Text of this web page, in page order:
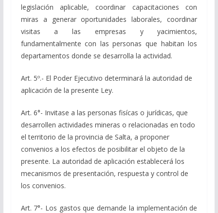
legislación aplicable, coordinar capacitaciones con
miras a generar oportunidades laborales, coordinar
visitas a las empresas y yacimientos,
fundamentalmente con las personas que habitan los
departamentos donde se desarrolla la actividad.
Art. 5º.- El Poder Ejecutivo determinará la autoridad de
aplicación de la presente Ley.
Art. 6°- Invitase a las personas fisícas o jurídicas, que
desarrollen actividades mineras o relacionadas en todo
el territorio de la provincia de Salta, a proponer
convenios a los efectos de posibilitar el objeto de la
presente. La autoridad de aplicación establecerá los
mecanismos de presentación, respuesta y control de
los convenios.
Art. 7°- Los gastos que demande la implementación de